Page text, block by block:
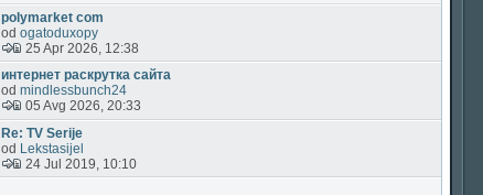
polymarket com
od ogatoduxopy
25 Apr 2026, 12:38
интернет раскрутка сайта
od mindlessbunch24
05 Avg 2026, 20:33
Re: TV Serije
od Lekstasijel
24 Jul 2019, 10:10